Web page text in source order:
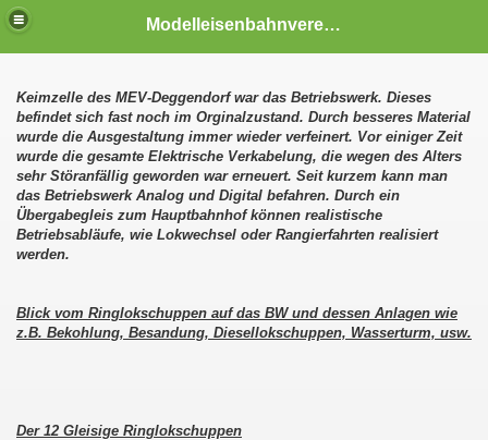
Modelleisenbahnverein Deggendorf
Keimzelle des MEV-Deggendorf war das Betriebswerk. Dieses
befindet sich fast noch im Orginalzustand. Durch besseres Material
wurde die Ausgestaltung immer wieder verfeinert. Vor einiger Zeit
wurde die gesamte Elektrische Verkabelung, die wegen des Alters
sehr Störanfällig geworden war erneuert. Seit kurzem kann man
das Betriebswerk Analog und Digital befahren. Durch ein
Übergabegleis zum Hauptbahnhof können realistische
Betriebsabläufe, wie Lokwechsel oder Rangierfahrten realisiert
werden.
Blick vom Ringlokschuppen auf das BW und dessen Anlagen wie
z.B. Bekohlung, Besandung, Diesellokschuppen, Wasserturm, usw.
Der 12 Gleisige Ringlokschuppen